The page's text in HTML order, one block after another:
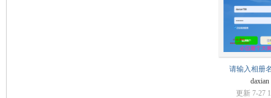
请输入相册
daxian
更新 7-27